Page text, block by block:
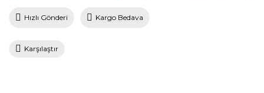
Hızlı Gönderi Kargo Bedava
Karşılaştır